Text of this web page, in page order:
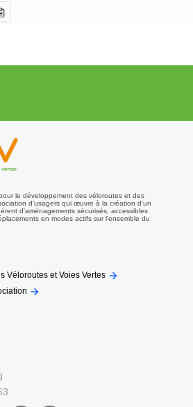
le développement des véloroutes et des
d'usagers qui œuvre à la création d'un
d'aménagements sécurisés, accessibles
en modes actifs sur l'ensemble du
Véloroutes et Voies Vertes 
